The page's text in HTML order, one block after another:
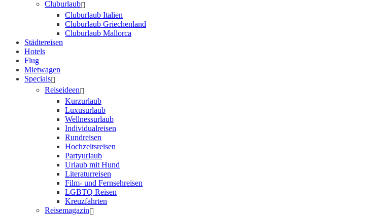
Cluburlaub
Cluburlaub Italien
Cluburlaub Griechenland
Cluburlaub Mallorca
Städtereisen
Hotels
Flug
Mietwagen
Specials
Reiseideen
Kurzurlaub
Luxusurlaub
Wellnessurlaub
Individualreisen
Rundreisen
Hochzeitsreisen
Partyurlaub
Urlaub mit Hund
Literaturreisen
Film- und Fernsehreisen
LGBTQ Reisen
Kreuzfahrten
Reisemagazin